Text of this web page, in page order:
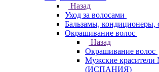
Назад
Уход за волосами
Бальзамы, кондиционеры,
Окрашивание волос
Назад
Окрашивание волос
Мужские красители
(ИСПАНИЯ)